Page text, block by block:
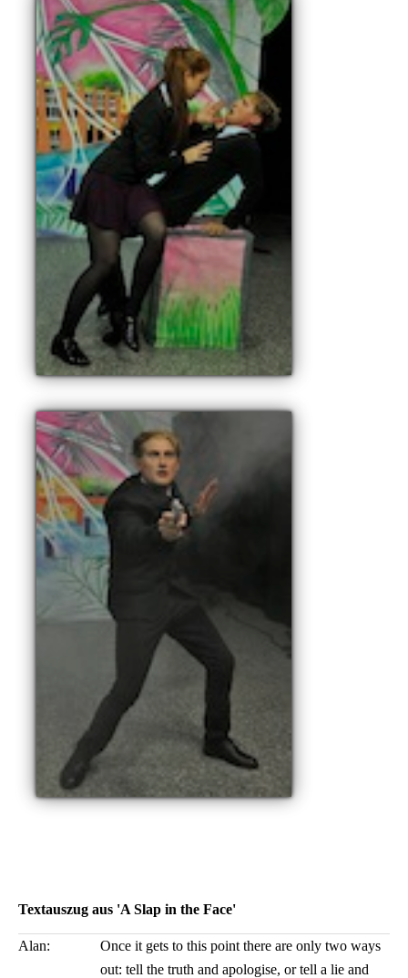
Textauszug aus 'A Slap in the Face'
Alan:
Once it gets to this point there are only two ways
out: tell the truth and apologise, or tell a lie and